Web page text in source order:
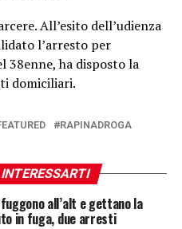
All’esito dell’udienza
l’arresto per
38enne, ha disposto la
domiciliari.
RAPINADROGA
all’alt e gettano la
in fuga, due arresti